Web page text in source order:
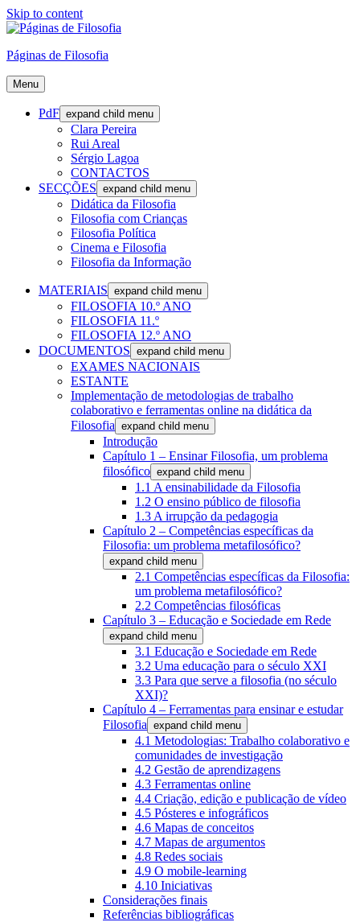
Skip to content
Páginas de Filosofia
Menu
PdF expand child menu
Clara Pereira
Rui Areal
Sérgio Lagoa
CONTACTOS
SECÇÕES expand child menu
Didática da Filosofia
Filosofia com Crianças
Filosofia Política
Cinema e Filosofia
Filosofia da Informação
MATERIAIS expand child menu
FILOSOFIA 10.º ANO
FILOSOFIA 11.º
FILOSOFIA 12.º ANO
DOCUMENTOS expand child menu
EXAMES NACIONAIS
ESTANTE
Implementação de metodologias de trabalho
colaborativo e ferramentas online na didática da
Filosofia expand child menu
Introdução
Capítulo 1 – Ensinar Filosofia, um problema
filosófico expand child menu
1.1 A ensinabilidade da Filosofia
1.2 O ensino público de filosofia
1.3 A irrupção da pedagogia
Capítulo 2 – Competências específicas da
Filosofia: um problema metafilosófico?
expand child menu
2.1 Competências específicas da Filosofia:
um problema metafilosófico?
2.2 Competências filosóficas
Capítulo 3 – Educação e Sociedade em Rede
expand child menu
3.1 Educação e Sociedade em Rede
3.2 Uma educação para o século XXI
3.3 Para que serve a filosofia (no século
XXI)?
Capítulo 4 – Ferramentas para ensinar e estudar
Filosofia expand child menu
4.1 Metodologias: Trabalho colaborativo e
comunidades de investigação
4.2 Gestão de aprendizagens
4.3 Ferramentas online
4.4 Criação, edição e publicação de vídeo
4.5 Pósteres e infográficos
4.6 Mapas de conceitos
4.7 Mapas de argumentos
4.8 Redes sociais
4.9 O mobile-learning
4.10 Iniciativas
Considerações finais
Referências bibliográficas